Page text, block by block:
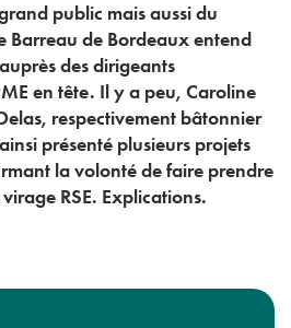
public mais aussi du
Barreau de Bordeaux entend
des dirigeants
en tête. Il y a peu, Caroline
respectivement bâtonnier
présenté plusieurs projets
la volonté de faire prendre
RSE. Explications.